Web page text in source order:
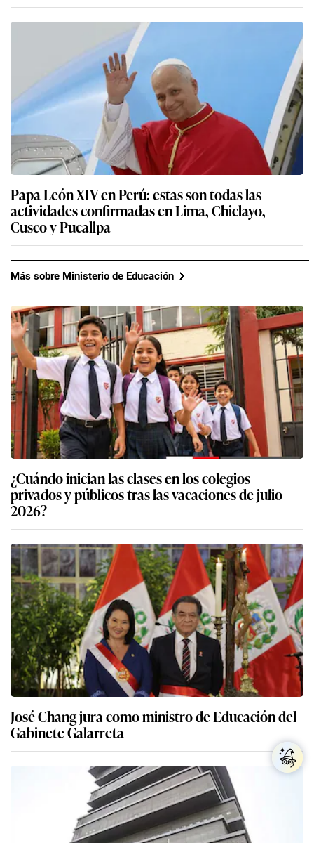
Papa León XIV en Perú: estas son todas las
actividades confirmadas en Lima, Chiclayo,
Cusco y Pucallpa
Más sobre Ministerio de Educación
¿Cuándo inician las clases en los colegios
privados y públicos tras las vacaciones de julio
2026?
José Chang jura como ministro de Educación del
Gabinete Galarreta